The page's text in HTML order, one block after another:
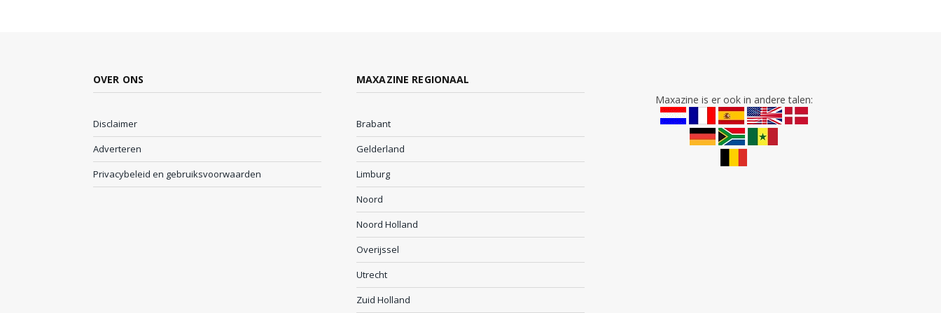
OVER ONS
Disclaimer
Adverteren
Privacybeleid en gebruiksvoorwaarden
MAXAZINE REGIONAAL
Brabant
Gelderland
Limburg
Noord
Noord Holland
Overijssel
Utrecht
Zuid Holland
Maxazine is er ook in andere talen: